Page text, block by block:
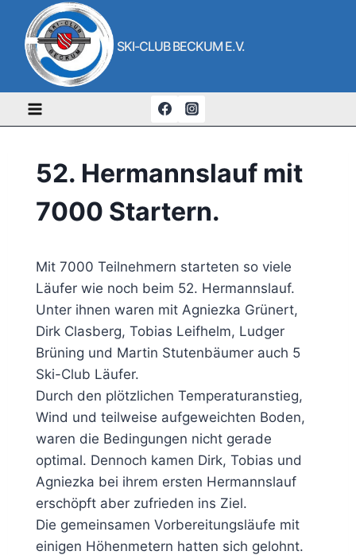
Inhalt
springen
SKI-CLUB BECKUM E.V.
52. Hermannslauf mit
7000 Startern.
Mit 7000 Teilnehmern starteten so viele
Läufer wie noch beim 52. Hermannslauf.
Unter ihnen waren mit Agniezka Grünert,
Dirk Clasberg, Tobias Leifhelm, Ludger
Brüning und Martin Stutenbäumer auch 5
Ski-Club Läufer.
Durch den plötzlichen Temperaturanstieg,
Wind und teilweise aufgeweichten Boden,
waren die Bedingungen nicht gerade
optimal. Dennoch kamen Dirk, Tobias und
Agniezka bei ihrem ersten Hermannslauf
erschöpft aber zufrieden ins Ziel.
Die gemeinsamen Vorbereitungsläufe mit
einigen Höhenmetern hatten sich gelohnt.